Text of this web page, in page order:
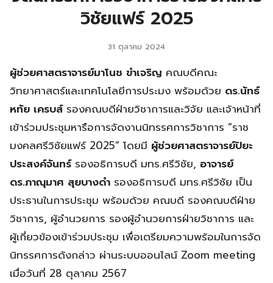
วิชัยแฟร์ 2025
31 ตุลาคม 2024
ผู้ช่วยศาสตราจารย์มาโนช ขำเจริญ คณบดีคณะ
วิทยาศาสตร์และเทคโนโลยีการประมง พร้อมด้วย ดร.นัทธ์
หทัย เครบส์ รองคณบดีฝ่ายวิชาการและวิจัย และเจ้าหน้าที่
เข้าร่วมประชุมหารือการจัดงานนิทรรศการวิชาการ “ราช
มงคลศรีวิชัยแฟร์ 2025” โดยมี ผู้ช่วยศาสตราจารย์ปิยะ
ประสงค์จันทร์รองอธิการบดี มทร.ศรีวิชัย, อาจารย์
ดร.ภาณุมาศ สุยบางดำ รองอธิการบดี มทร.ศรีวิชัย เป็น
ประธานในการประชุม พร้อมด้วย คณบดี รองคณบดีฝ่าย
วิชาการ, ผู้อำนวยการ รองผู้อำนวยการฝ่ายวิชาการ และ
ผู้เกี่ยวข้องเข้าร่วมประชุม เพื่อเตรียมความพร้อมในการจัด
นิทรรศการดังกล่าว ผ่านระบบออนไลน์ Zoom meeting
เมื่อวันที่ 28 ตุลาคม 2567